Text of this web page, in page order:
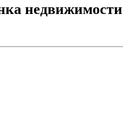
недвижимости